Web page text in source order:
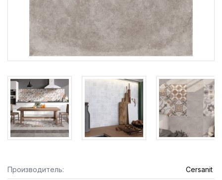
Производитель: Cersanit